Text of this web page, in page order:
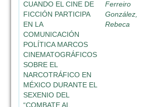
CUANDO EL CINE DE
FICCIÓN PARTICIPA
EN LA
COMUNICACIÓN
POLÍTICA MARCOS
CINEMATOGRÁFICOS
SOBRE EL
NARCOTRÁFICO EN
MÉXICO DURANTE EL
SEXENIO DEL
“COMBATE AL
Ferreiro
González,
Rebeca